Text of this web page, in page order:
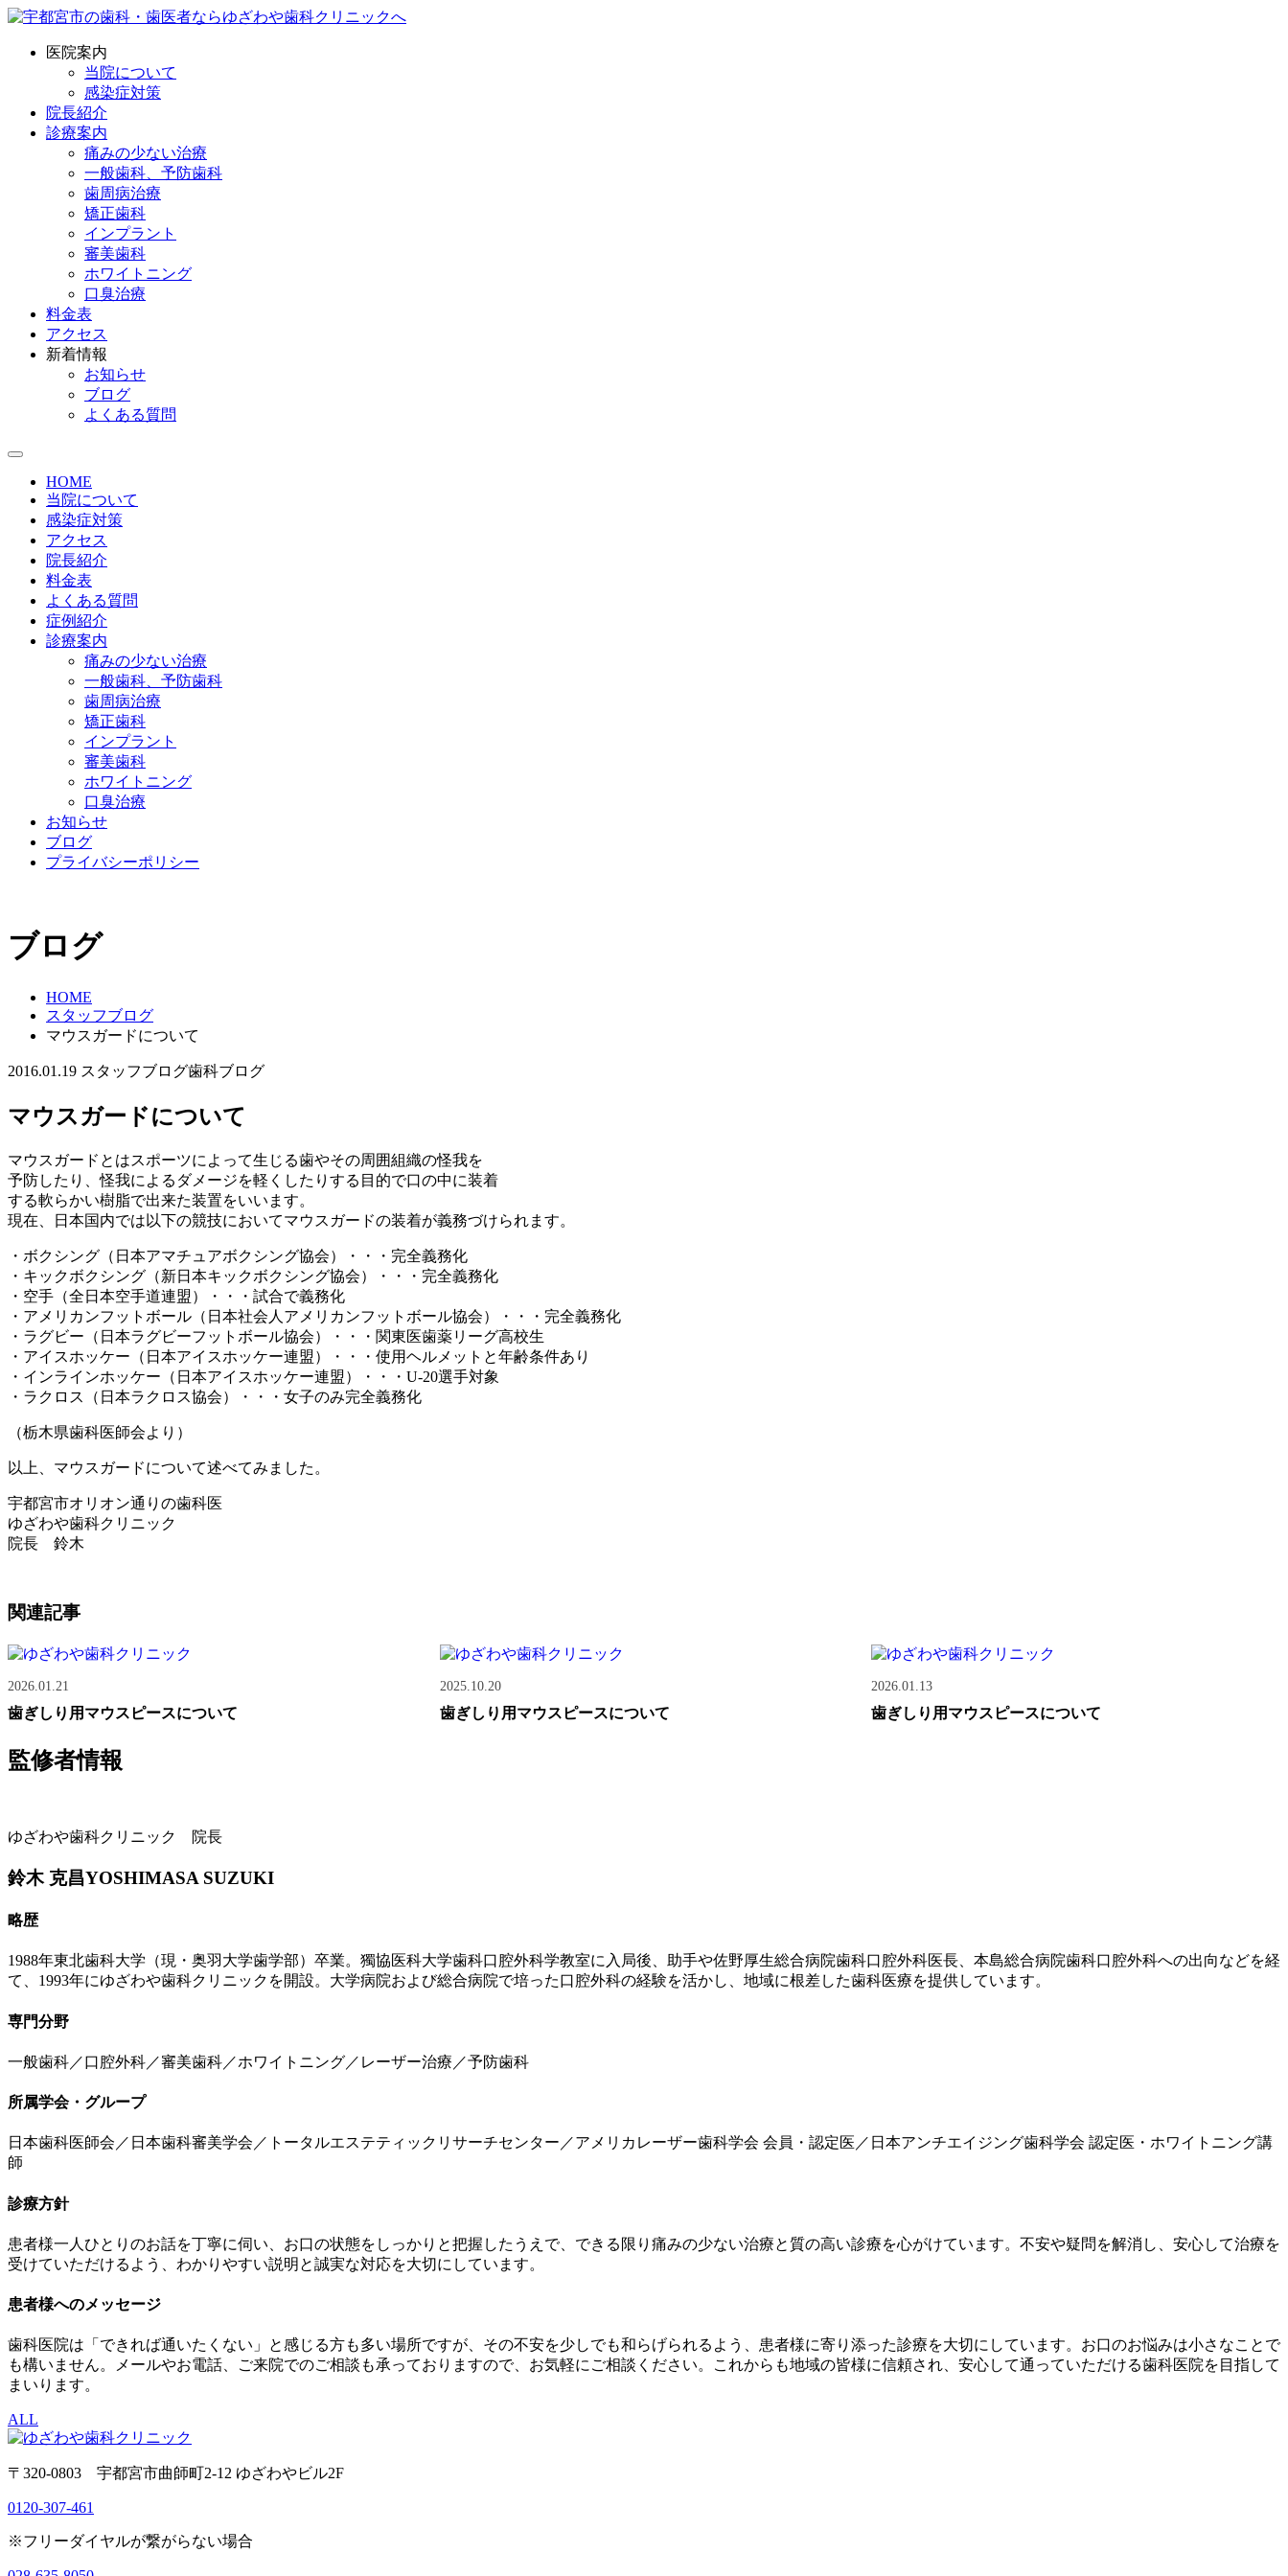
医院案内
当院について
感染症対策
院長紹介
診療案内
痛みの少ない治療
一般歯科、予防歯科
歯周病治療
矯正歯科
インプラント
審美歯科
ホワイトニング
口臭治療
料金表
アクセス
新着情報
お知らせ
ブログ
よくある質問
HOME
当院について
感染症対策
アクセス
院長紹介
料金表
よくある質問
症例紹介
診療案内
痛みの少ない治療
一般歯科、予防歯科
歯周病治療
矯正歯科
インプラント
審美歯科
ホワイトニング
口臭治療
お知らせ
ブログ
プライバシーポリシー
ブログ
HOME
スタッフブログ
マウスガードについて
2016.01.19 スタッフブログ歯科ブログ
マウスガードについて
マウスガードとはスポーツによって生じる歯やその周囲組織の怪我を
予防したり、怪我によるダメージを軽くしたりする目的で口の中に装着
する軟らかい樹脂で出来た装置をいいます。
現在、日本国内では以下の競技においてマウスガードの装着が義務づけられます。
・ボクシング（日本アマチュアボクシング協会）・・・完全義務化
・キックボクシング（新日本キックボクシング協会）・・・完全義務化
・空手（全日本空手道連盟）・・・試合で義務化
・アメリカンフットボール（日本社会人アメリカンフットボール協会）・・・完全義務化
・ラグビー（日本ラグビーフットボール協会）・・・関東医歯薬リーグ高校生
・アイスホッケー（日本アイスホッケー連盟）・・・使用ヘルメットと年齢条件あり
・インラインホッケー（日本アイスホッケー連盟）・・・U-20選手対象
・ラクロス（日本ラクロス協会）・・・女子のみ完全義務化
（栃木県歯科医師会より）
以上、マウスガードについて述べてみました。
宇都宮市オリオン通りの歯科医
ゆざわや歯科クリニック
院長 鈴木
関連記事
2026.01.21
歯ぎしり用マウスピースについて
2025.10.20
歯ぎしり用マウスピースについて
2026.01.13
歯ぎしり用マウスピースについて
監修者情報
ゆざわや歯科クリニック 院長
鈴木 克昌YOSHIMASA SUZUKI
略歴
1988年東北歯科大学（現・奥羽大学歯学部）卒業。獨協医科大学歯科口腔外科学教室に入局後、助手や佐野厚生総合病院歯科口腔外科医長、本島総合病院歯科口腔外科への出向などを経
て、1993年にゆざわや歯科クリニックを開設。大学病院および総合病院で培った口腔外科の経験を活かし、地域に根差した歯科医療を提供しています。
専門分野
一般歯科／口腔外科／審美歯科／ホワイトニング／レーザー治療／予防歯科
所属学会・グループ
日本歯科医師会／日本歯科審美学会／トータルエステティックリサーチセンター／アメリカレーザー歯科学会 会員・認定医／日本アンチエイジング歯科学会 認定医・ホワイトニング講
師
診療方針
患者様一人ひとりのお話を丁寧に伺い、お口の状態をしっかりと把握したうえで、できる限り痛みの少ない治療と質の高い診療を心がけています。不安や疑問を解消し、安心して治療を
受けていただけるよう、わかりやすい説明と誠実な対応を大切にしています。
患者様へのメッセージ
歯科医院は「できれば通いたくない」と感じる方も多い場所ですが、その不安を少しでも和らげられるよう、患者様に寄り添った診療を大切にしています。お口のお悩みは小さなことで
も構いません。メールやお電話、ご来院でのご相談も承っておりますので、お気軽にご相談ください。これからも地域の皆様に信頼され、安心して通っていただける歯科医院を目指して
まいります。
ALL
〒320-0803 宇都宮市曲師町2-12 ゆざわやビル2F
0120-307-461
※フリーダイヤルが繋がらない場合